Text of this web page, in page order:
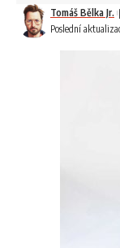
Poslední
Tomáš Bělka Jr.